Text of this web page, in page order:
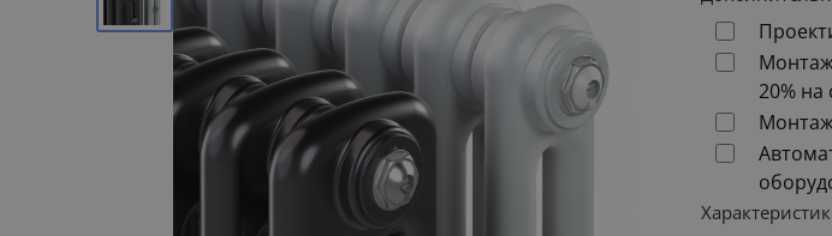
20% на